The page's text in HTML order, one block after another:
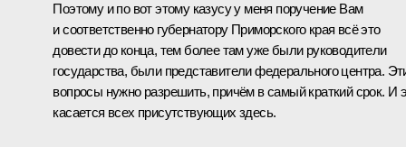
Поэтому и по вот этому казусу у меня поручение Вам
и соответственно губернатору Приморского края всё это
довести до конца, тем более там уже были руководители
государства, были представители федерального центра.
вопросы нужно разрешить, причём в самый краткий срок. И
касается всех присутствующих здесь.